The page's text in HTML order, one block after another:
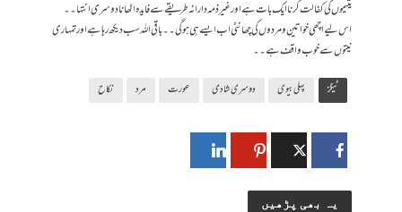
یتیموں کی کفالت کرنا ایک بات ہے اور غیر ذمہ دارانہ طریقے سے فایدہ اٹھانا دوسری انتہا۔۔
اس لیے اچھی خواتین و مردوں کی چھانٹی اب ایسے ہی ہوگی۔۔ باقی اللہ سب دیکھ رہا ہے اور تمہاری
نیتوں سے خوب واقف ہے۔۔
ٹیگز پہلی بیوی دوسری شادی عورت مرد نکاح
یہ بھی پڑھیں